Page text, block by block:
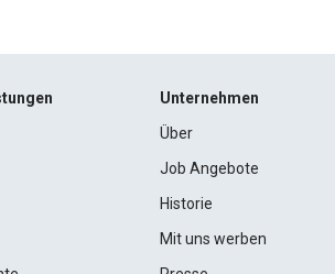
Unternehmen
Über
Job Angebote
Historie
Mit uns werben